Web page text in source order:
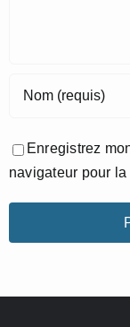
Enregistrez
navigateur pour